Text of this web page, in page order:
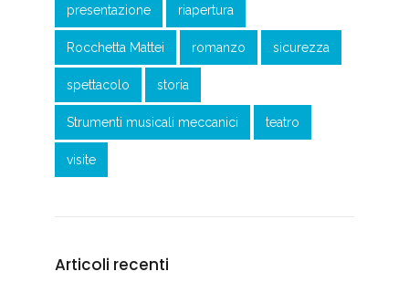
presentazione riapertura
Rocchetta Mattei romanzo sicurezza
spettacolo storia
Strumenti musicali meccanici teatro
visite
Articoli recenti